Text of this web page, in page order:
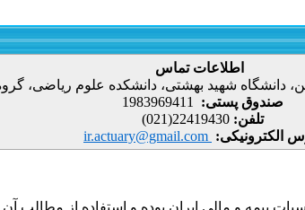
اطلاعات تماس
دانشگاه شهید بهشتی، دانشکده علوم ریاضی،
صندوق پستی:
تلفن: 22419430(021)
الکترونیکی: ir.actuary@gmail.com
بیمه و مالی ایران بوده و استفاده از مطالب آن